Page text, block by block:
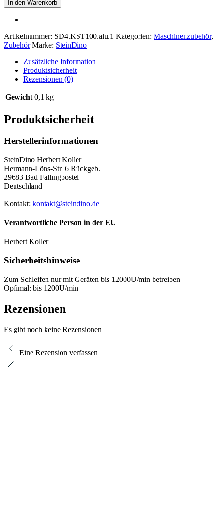
In den Warenkorb
Artikelnummer: SD4.KST100.alu.1 Kategorien: Maschinenzubehör,
Zubehör Marke: SteinDino
Zusätzliche Information
Produktsicherheit
Rezensionen (0)
Gewicht 0,1 kg
Produktsicherheit
Herstellerinformationen
SteinDino Herbert Koller
Hermann-Löns-Str. 6 Rückgeb.
29683 Bad Fallingbostel
Deutschland
Kontakt: kontakt@steindino.de
Verantwortliche Person in der EU
Herbert Koller
Sicherheitshinweise
Zum Schleifen nur mit Geräten bis 12000U/min betreiben
Opfimal: bis 1200U/min
Rezensionen
Es gibt noch keine Rezensionen
Eine Rezension verfassen